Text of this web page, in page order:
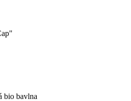
bio bavlna